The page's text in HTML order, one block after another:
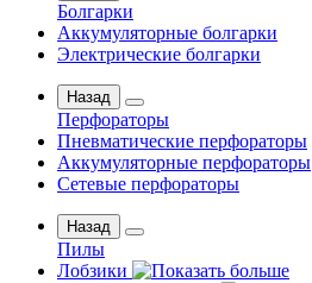
Болгарки
Аккумуляторные болгарки
Электрические болгарки
Назад
Перфораторы
Пневматические перфораторы
Аккумуляторные перфораторы
Сетевые перфораторы
Назад
Пилы
Лобзики